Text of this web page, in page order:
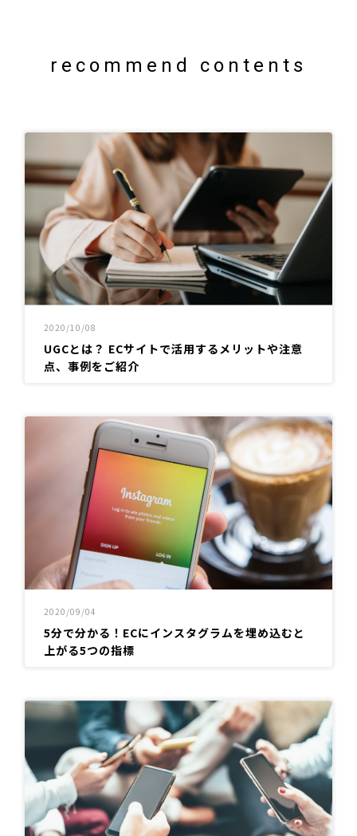
recommend contents
2020/10/08
UGCとは？ ECサイトで活用するメリットや注意
点、事例をご紹介
2020/09/04
5分で分かる！ECにインスタグラムを埋め込むと
上がる5つの指標